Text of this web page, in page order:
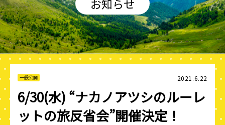
お知らせ
一般公開 2021.6.22
6/30(水) “ナカノアツシのルーレ
ットの旅反省会”開催決定！